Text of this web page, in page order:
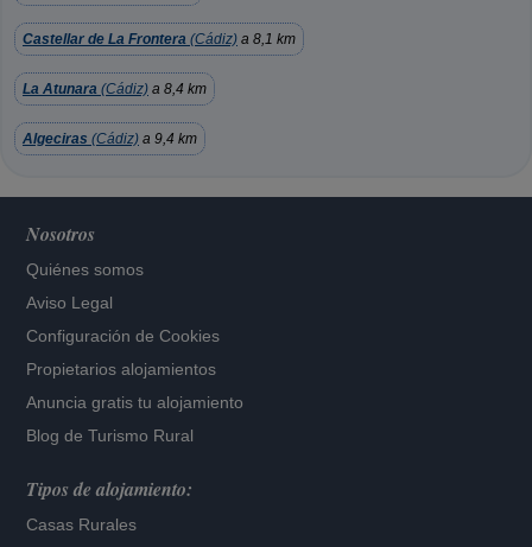
Castellar de La Frontera (Cádiz) a 8,1 km
La Atunara (Cádiz) a 8,4 km
Algeciras (Cádiz) a 9,4 km
Nosotros
Quiénes somos
Aviso Legal
Configuración de Cookies
Propietarios alojamientos
Anuncia gratis tu alojamiento
Blog de Turismo Rural
Tipos de alojamiento:
Casas Rurales